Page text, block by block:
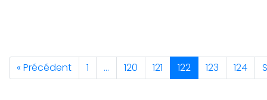
« Précédent 1 … 120 121 122 123 124